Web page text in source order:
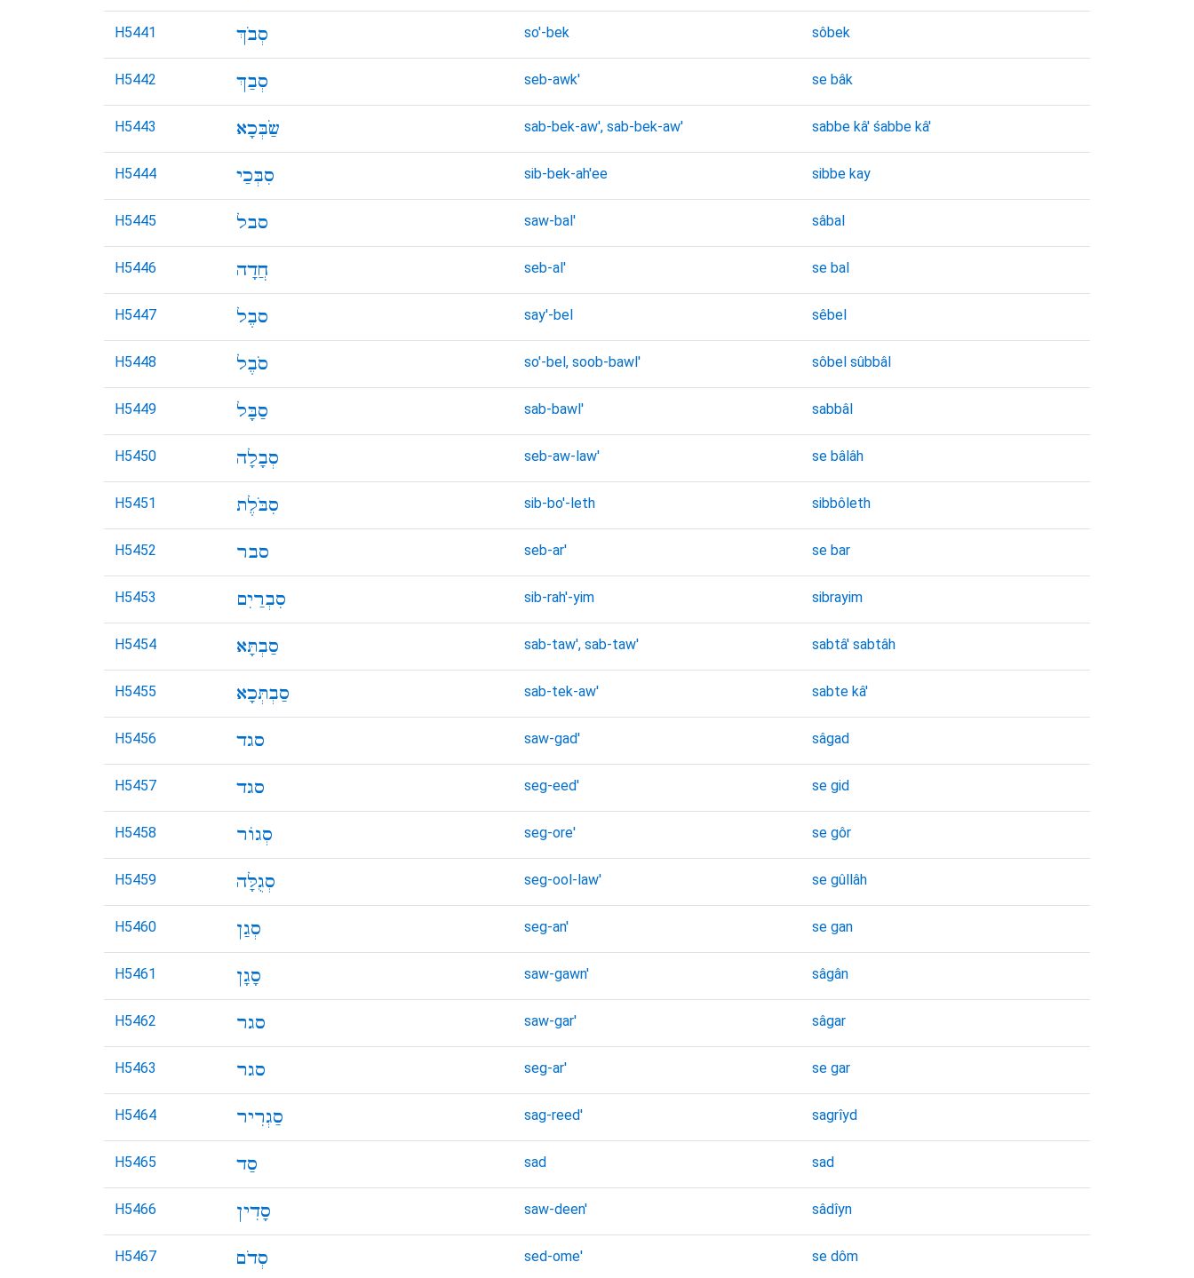
H5441 so'-bek sôbek
H5442 seb-awk' se bâk
H5443 sab-bek-aw', sab-bek-aw' sabbe kâ' śabbe kâ'
H5444 sib-bek-ah'ee sibbe kay
H5445 saw-bal' sâbal
H5446 seb-al' se bal
H5447 say'-bel sêbel
H5448 so'-bel, soob-bawl' sôbel sûbbâl
H5449 sab-bawl' sabbâl
H5450 seb-aw-law' se bâlâh
H5451 sib-bo'-leth sibbôleth
H5452 seb-ar' se bar
H5453 sib-rah'-yim sibrayim
H5454 sab-taw', sab-taw' sabtâ' sabtâh
H5455 sab-tek-aw' sabte kâ'
H5456 saw-gad' sâgad
H5457 seg-eed' se gid
H5458 seg-ore' se gôr
H5459 seg-ool-law' se gûllâh
H5460 seg-an' se gan
H5461 saw-gawn' sâgân
H5462 saw-gar' sâgar
H5463 seg-ar' se gar
H5464 sag-reed' sagrı̂yd
H5465 sad sad
H5466 saw-deen' sâdı̂yn
H5467 sed-ome' se dôm